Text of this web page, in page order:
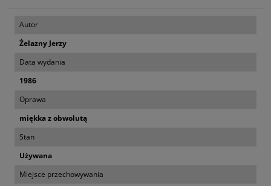
Autor
Żelazny Jerzy
Data wydania
1986
Oprawa
miękka z obwolutą
Stan
Używana
Miejsce przechowywania